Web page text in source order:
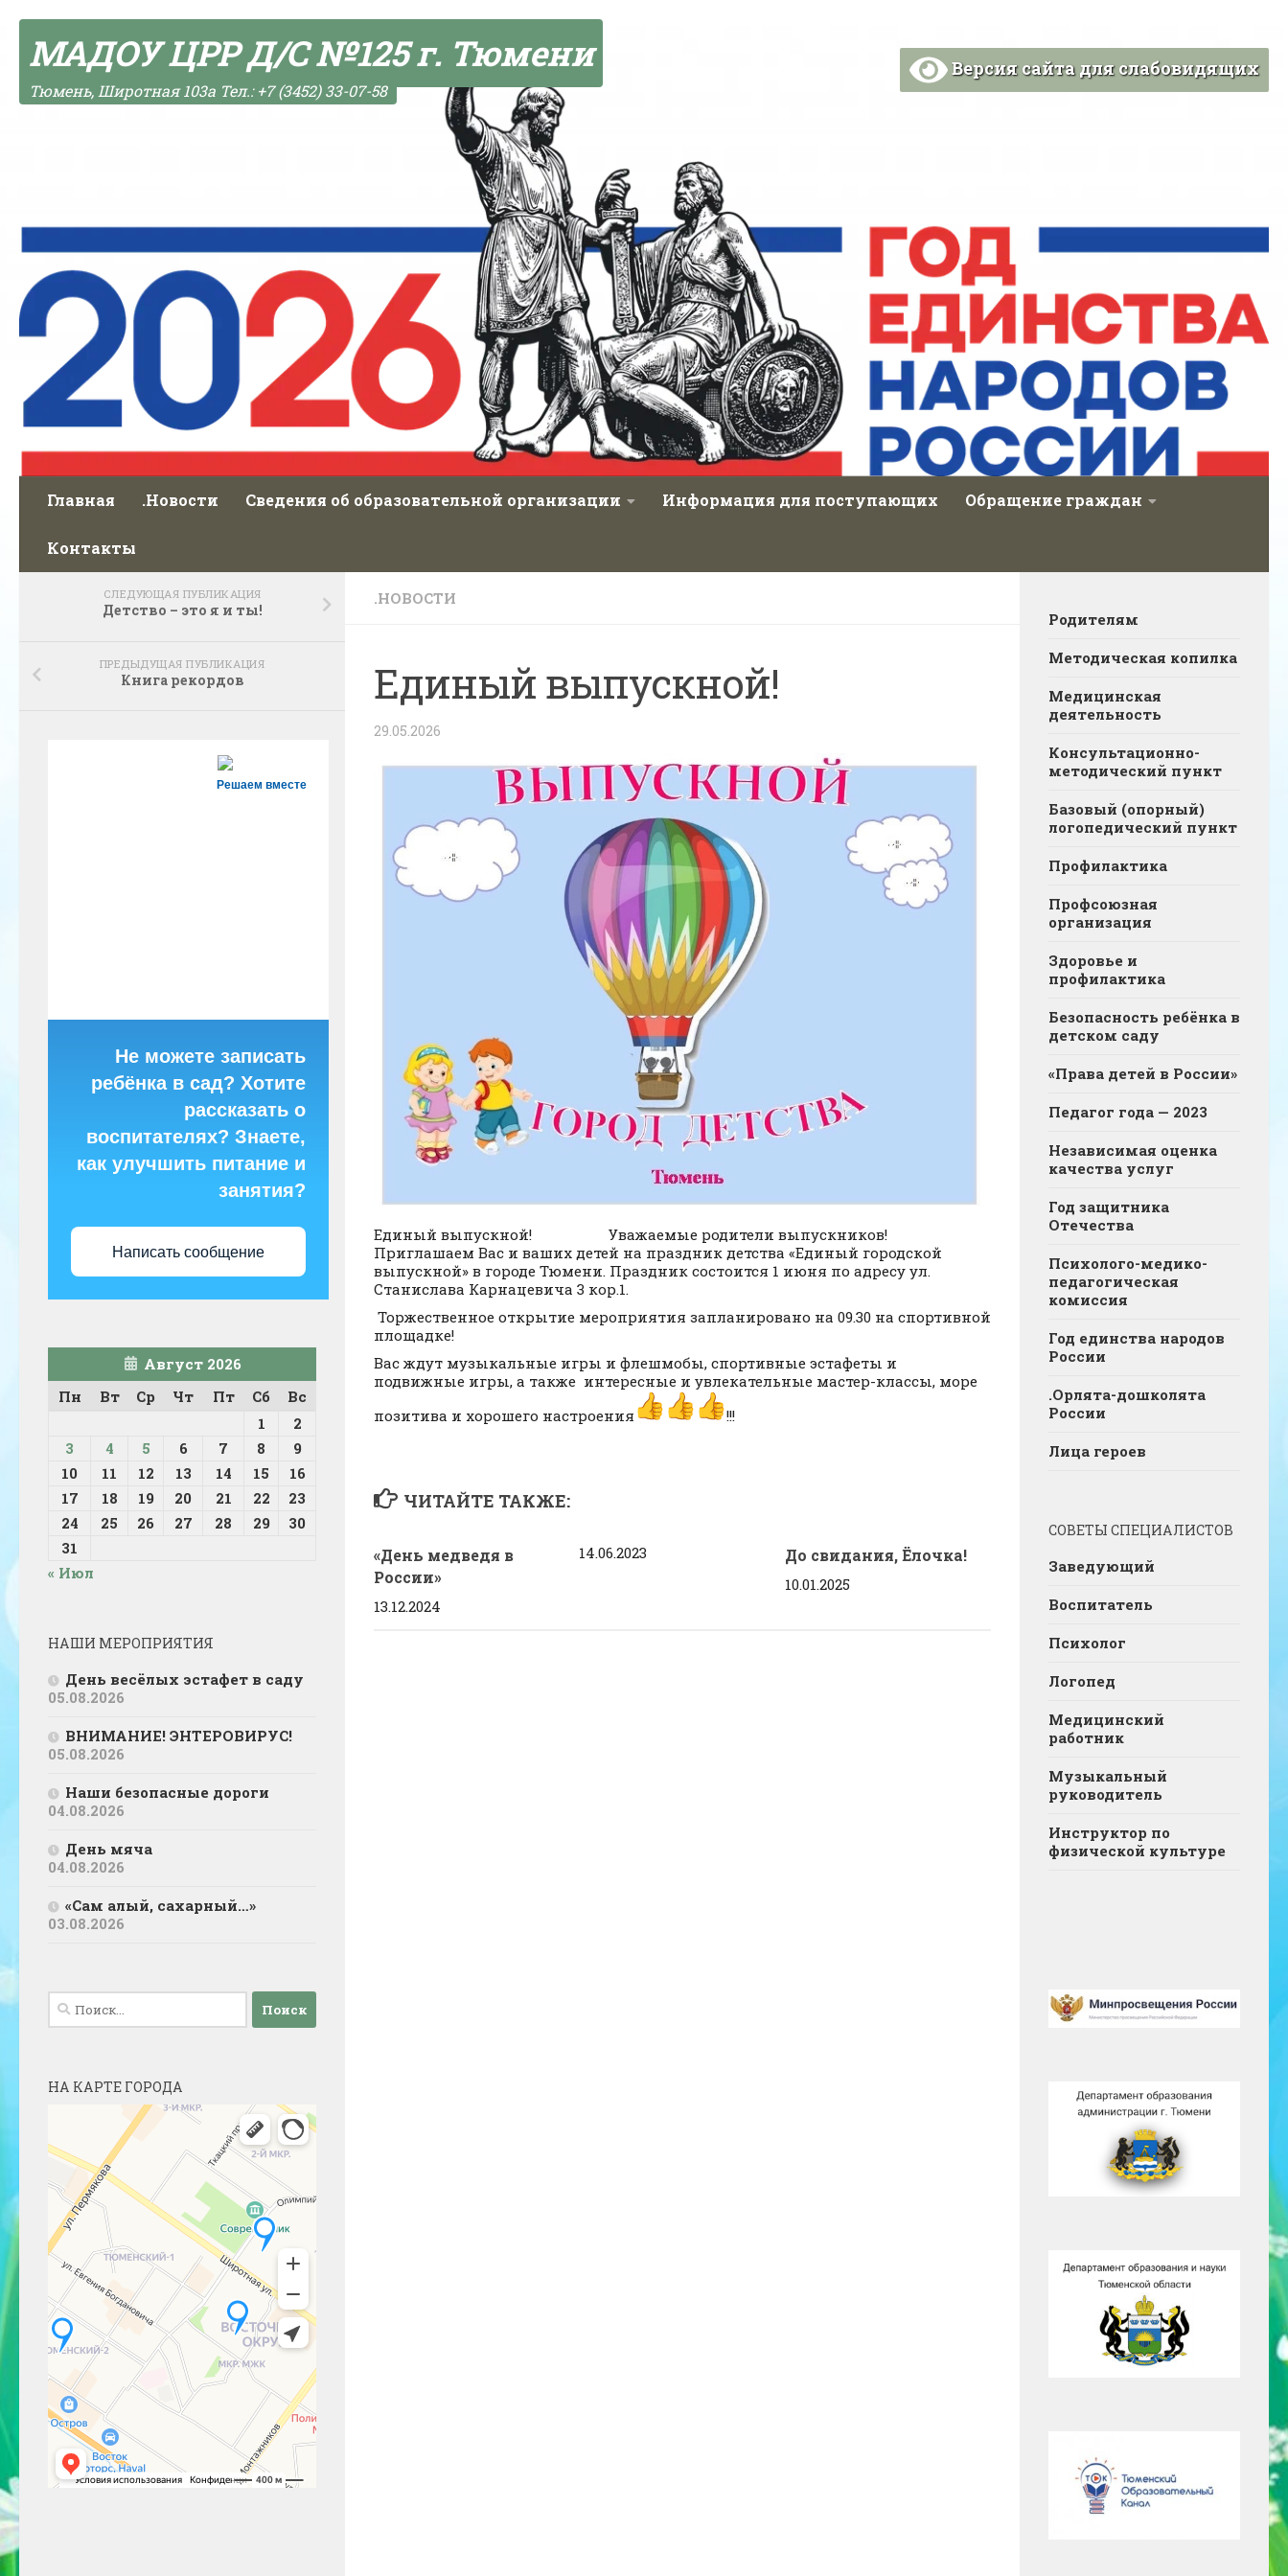
МАДОУ ЦРР Д/С №125 г. Тюмени
Тюмень, Широтная 103а Тел.: +7 (3452) 33-07-58
Версия сайта для слабовидящих
Главная .Новости Сведения об образовательной организации Информация для поступающих Обращение граждан
Контакты
.НОВОСТИ
Единый выпускной!
29.05.2026
Единый выпускной! Уважаемые родители выпускников!
Приглашаем Вас и ваших детей на праздник детства «Единый городской
выпускной» в городе Тюмени. Праздник состоится 1 июня по адресу ул.
Станислава Карнацевича 3 кор.1.
Торжественное открытие мероприятия запланировано на 09.30 на спортивной
площадке!
Вас ждут музыкальные игры и флешмобы, спортивные эстафеты и
подвижные игры, а также интересные и увлекательные мастер-классы, море
позитива и хорошего настроения
!!!
ЧИТАЙТЕ ТАКЖЕ:
«День медведя в
России»
13.12.2024
14.06.2023 До свидания, Ёлочка!
10.01.2025
СЛЕДУЮЩАЯ ПУБЛИКАЦИЯ
Детство – это я и ты!
ПРЕДЫДУЩАЯ ПУБЛИКАЦИЯ
Книга рекордов
Решаем вместе
Не можете записать
ребёнка в сад? Хотите
рассказать о
воспитателях? Знаете,
как улучшить питание и
занятия?
Написать сообщение
Август 2026
Пн
Вт Ср Чт Пт Сб
Вс
1
2
3
4 5 6 7 8
9
10
11 12 13 14 15
16
17
18 19 20 21 22
23
24
25 26 27 28 29
30
31
« Июл
НАШИ МЕРОПРИЯТИЯ
День весёлых эстафет в саду
05.08.2026
ВНИМАНИЕ! ЭНТЕРОВИРУС!
05.08.2026
Наши безопасные дороги
04.08.2026
День мяча
04.08.2026
«Сам алый, сахарный…»
03.08.2026
Найти:
НА КАРТЕ ГОРОДА
Родителям
Методическая копилка
Медицинская
деятельность
Консультационно-
методический пункт
Базовый (опорный)
логопедический пункт
Профилактика
Профсоюзная
организация
Здоровье и
профилактика
Безопасность ребёнка в
детском саду
«Права детей в России»
Педагог года — 2023
Независимая оценка
качества услуг
Год защитника
Отечества
Психолого-медико-
педагогическая
комиссия
Год единства народов
России
.Орлята-дошколята
России
Лица героев
СОВЕТЫ СПЕЦИАЛИСТОВ
Заведующий
Воспитатель
Психолог
Логопед
Медицинский
работник
Музыкальный
руководитель
Инструктор по
физической культуре